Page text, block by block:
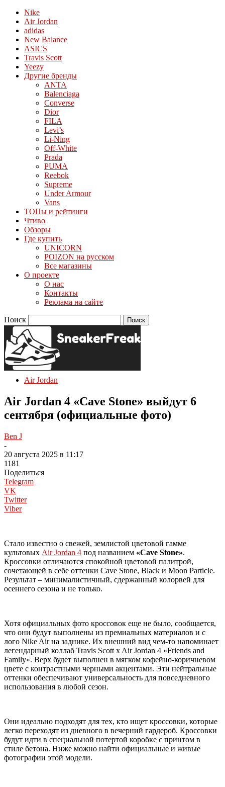
Nike
Air Jordan
adidas
New Balance
ASICS
Travis Scott
Yeezy
Другие бренды
ANTA
Balenciaga
Converse
Dior
FILA
Levi’s
Li-Ning
Off-White
Prada
PUMA
Reebok
Supreme
Under Armour
Vans
ТОПы и рейтинги
Чтиво
Обзоры
Где купить
UNICORN
POIZON на русском
Все магазины
О проекте
О нас
Контакты
Реклама на сайте
Поиск
Air Jordan
Air Jordan 4 «Cave Stone» выйдут 6
сентября (официальные фото)
Ben J
-
20 августа 2025 в 11:17
1181
Поделиться
Telegram
VK
Twitter
Viber
Стало известно о свежей, землистой цветовой гамме
культовых Air Jordan 4 под названием «Cave Stone».
Кроссовки отличаются спокойной цветовой палитрой,
сочетающей в себе оттенки Cave Stone, Black и Moon Particle.
Результат – минималистичный, сдержанный колорвей для
осеннего сезона и не только.
Хотя официальных фото кроссовок еще не было, сообщается,
что они будут выполнены из премиальных материалов и с
лого Nike Air на заднике. Их внешний вид чем-то напоминает
легендарный коллаб Travis Scott x Air Jordan 4 «Friends and
Family». Верх будет выполнен в мягком кофейно-коричневом
цвете с контрастными черными акцентами. Эти нейтральные
оттенки обеспечивают универсальность для повседневного
использования в любой сезон.
Они идеально подходят для тех, кто ищет кроссовки, которые
легко переходят из дневного в вечерний гардероб. Кроссовки
будут идти в специальной потертой коробке с принтом в
стиле бетона. Ниже можно найти официальные и живые
фотографии этой модели.